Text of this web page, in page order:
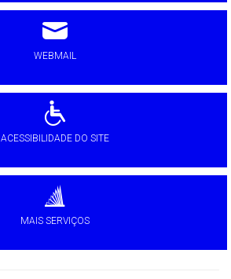
WEBMAIL
ACESSIBILIDADE DO SITE
MAIS SERVIÇOS